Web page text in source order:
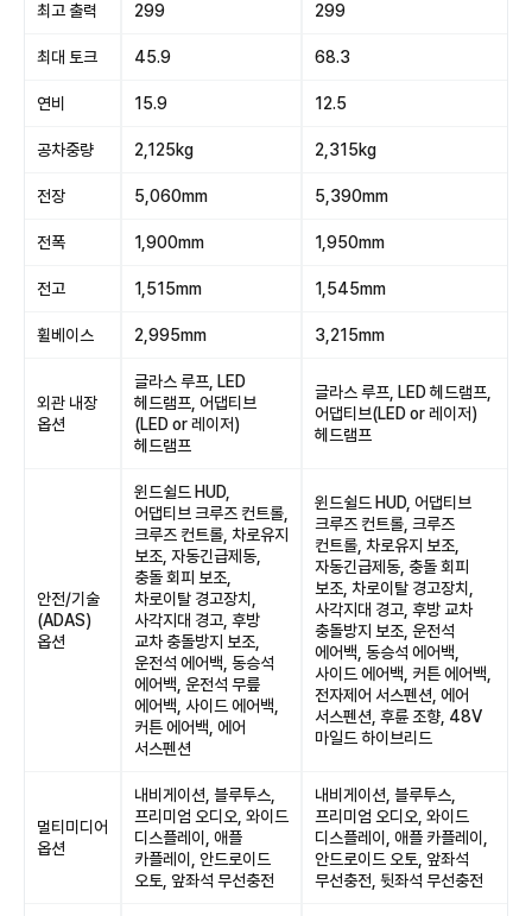
최고 출력 299 299
최대 토크 45.9 68.3
연비 15.9 12.5
공차중량 2,125kg 2,315kg
전장 5,060mm 5,390mm
전폭 1,900mm 1,950mm
전고 1,515mm 1,545mm
휠베이스 2,995mm 3,215mm
외관 내장
옵션
글라스 루프, LED
헤드램프, 어댑티브
(LED or 레이저)
헤드램프
글라스 루프, LED 헤드램프,
어댑티브(LED or 레이저)
헤드램프
안전/기술
(ADAS)
옵션
윈드쉴드 HUD,
어댑티브 크루즈 컨트롤,
크루즈 컨트롤, 차로유지
보조, 자동긴급제동,
충돌 회피 보조,
차로이탈 경고장치,
사각지대 경고, 후방
교차 충돌방지 보조,
운전석 에어백, 동승석
에어백, 운전석 무릎
에어백, 사이드 에어백,
커튼 에어백, 에어
서스펜션
윈드쉴드 HUD, 어댑티브
크루즈 컨트롤, 크루즈
컨트롤, 차로유지 보조,
자동긴급제동, 충돌 회피
보조, 차로이탈 경고장치,
사각지대 경고, 후방 교차
충돌방지 보조, 운전석
에어백, 동승석 에어백,
사이드 에어백, 커튼 에어백,
전자제어 서스펜션, 에어
서스펜션, 후륜 조향, 48V
마일드 하이브리드
멀티미디어
옵션
내비게이션, 블루투스,
프리미엄 오디오, 와이드
디스플레이, 애플
카플레이, 안드로이드
오토, 앞좌석 무선충전
내비게이션, 블루투스,
프리미엄 오디오, 와이드
디스플레이, 애플 카플레이,
안드로이드 오토, 앞좌석
무선충전, 뒷좌석 무선충전